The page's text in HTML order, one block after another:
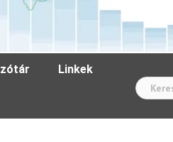
Linkek